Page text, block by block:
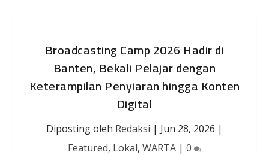
Broadcasting Camp 2026 Hadir di
Banten, Bekali Pelajar dengan
Keterampilan Penyiaran hingga Konten
Digital
Diposting oleh Redaksi | Jun 28, 2026 |
Featured, Lokal, WARTA | 0